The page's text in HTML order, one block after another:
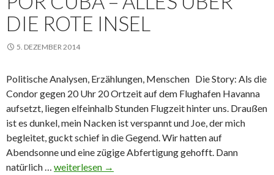
DIE ROTE INSEL
5. DEZEMBER 2014
Politische Analysen, Erzählungen, Menschen Die Story: Als die
Condor gegen 20 Uhr 20 Ortzeit auf dem Flughafen Havanna
aufsetzt, liegen elfeinhalb Stunden Flugzeit hinter uns. Draußen
ist es dunkel, mein Nacken ist verspannt und Joe, der mich
begleitet, guckt schief in die Gegend. Wir hatten auf
Abendsonne und eine zügige Abfertigung gehofft. Dann
natürlich … Por
weiterlesen →